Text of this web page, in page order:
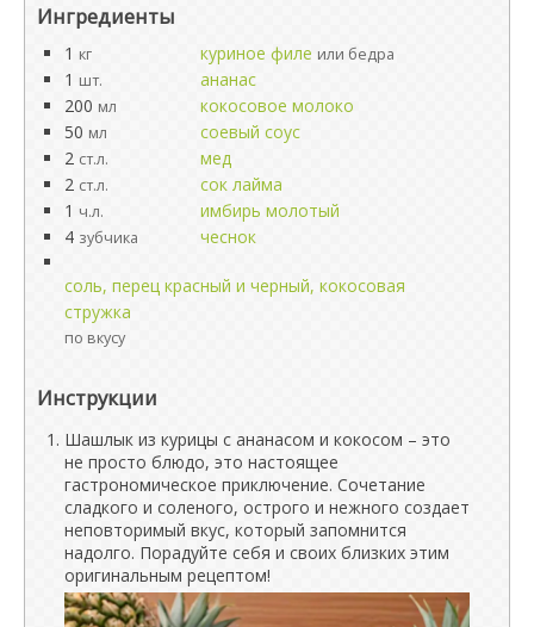
Ингредиенты
1 кг куриное филе или бедра
1 шт.
ананас
200 мл
кокосовое молоко
50 мл
соевый соус
2 ст.л.
мед
2 ст.л.
сок лайма
1 ч.л.
имбирь молотый
4 зубчика чеснок
соль, перец красный и черный, кокосовая
стружка
по вкусу
Инструкции
Шашлык из курицы с ананасом и кокосом – это
не просто блюдо, это настоящее
гастрономическое приключение. Сочетание
сладкого и соленого, острого и нежного создает
неповторимый вкус, который запомнится
надолго. Порадуйте себя и своих близких этим
оригинальным рецептом!